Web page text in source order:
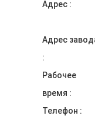
Адрес :
Адрес
:
Рабочее
время :
Телефон :